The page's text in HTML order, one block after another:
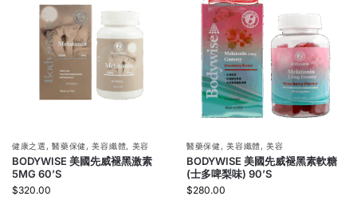
健康之選 ,醫藥保健,美容纖體, 美容
BODYWISE 美國先威褪黑激素
5MG 60’S
$320.00
醫藥保健,美容纖體,美容
BODYWISE 美國先威褪黑素軟糖
(士多啤梨味) 90’S
$280.00